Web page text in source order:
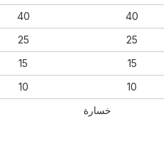
40
40
25
25
15
15
10
10
خسارة